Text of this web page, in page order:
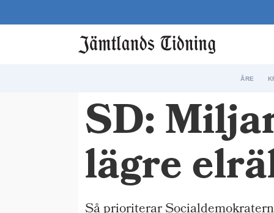
ÅRE
SD:
lägre